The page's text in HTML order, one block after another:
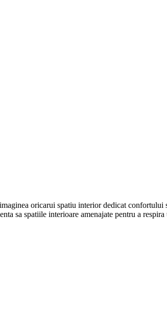
oricarui spatiu interior dedicat
sa spatiile interioare amenajate pentru a